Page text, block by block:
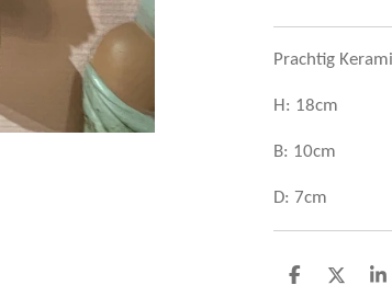
Prachtig
H: 18cm
B: 10cm
D: 7cm